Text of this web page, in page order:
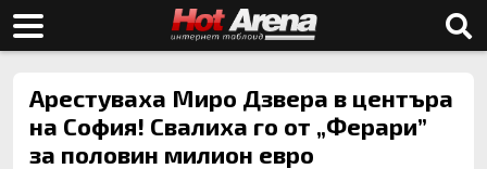
Арестуваха Миро Дзвера в центъра
на София! Свалиха го от „Ферари”
за половин милион евро